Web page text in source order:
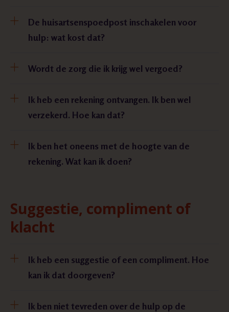
De huisartsenspoedpost inschakelen voor
hulp: wat kost dat?
Wordt de zorg die ik krijg wel vergoed?
Ik heb een rekening ontvangen. Ik ben wel
verzekerd. Hoe kan dat?
Ik ben het oneens met de hoogte van de
rekening. Wat kan ik doen?
Suggestie, compliment of
klacht
Ik heb een suggestie of een compliment. Hoe
kan ik dat doorgeven?
Ik ben niet tevreden over de hulp op de